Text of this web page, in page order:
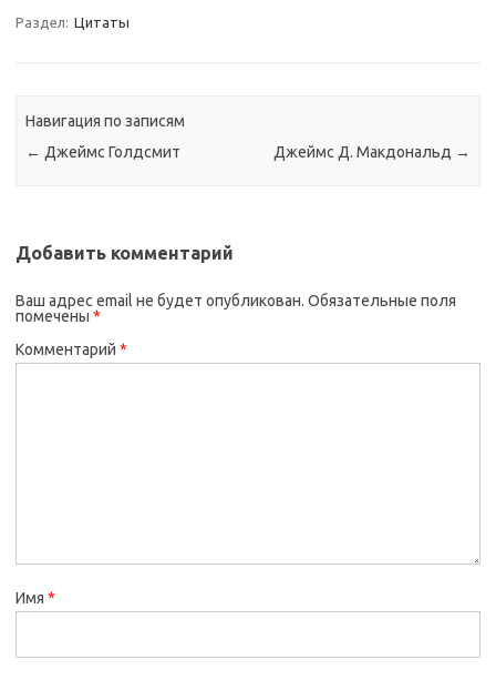
Раздел: Цитаты
Навигация по записям
← Джеймс Голдсмит Джеймс Д. Макдональд →
Добавить комментарий
Ваш адрес email не будет опубликован. Обязательные поля
помечены *
Комментарий *
Имя *